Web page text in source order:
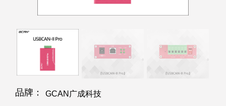
品牌： GCAN广成科技